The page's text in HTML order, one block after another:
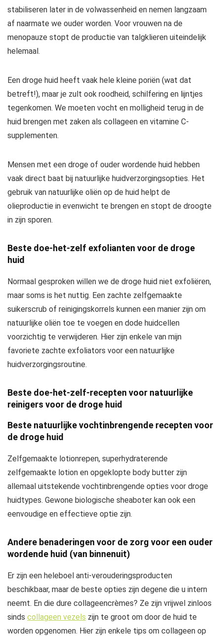
stabiliseren later in de volwassenheid en nemen langzaam
af naarmate we ouder worden. Voor vrouwen na de
menopauze stopt de productie van talgklieren uiteindelijk
helemaal.
Een droge huid heeft vaak hele kleine poriën (wat dat
betreft!), maar je zult ook roodheid, schilfering en lijntjes
tegenkomen. We moeten vocht en molligheid terug in de
huid brengen met zaken als collageen en vitamine C-
supplementen.
Mensen met een droge of ouder wordende huid hebben
vaak direct baat bij natuurlijke huidverzorgingsopties. Het
gebruik van natuurlijke oliën op de huid helpt de
olieproductie in evenwicht te brengen en stopt de droogte
in zijn sporen.
Beste doe-het-zelf exfolianten voor de droge
huid
Normaal gesproken willen we de droge huid niet exfoliëren,
maar soms is het nuttig. Een zachte zelfgemaakte
suikerscrub of reinigingskorrels kunnen een manier zijn om
natuurlijke oliën toe te voegen en dode huidcellen
voorzichtig te verwijderen. Hier zijn enkele van mijn
favoriete zachte exfoliators voor een natuurlijke
huidverzorgingsroutine.
Beste doe-het-zelf-recepten voor natuurlijke
reinigers voor de droge huid
Beste natuurlijke vochtinbrengende recepten voor
de droge huid
Zelfgemaakte lotionrepen, superhydraterende
zelfgemaakte lotion en opgeklopte body butter zijn
allemaal uitstekende vochtinbrengende opties voor droge
huidtypes. Gewone biologische sheaboter kan ook een
eenvoudige en effectieve optie zijn.
Andere benaderingen voor de zorg voor een ouder
wordende huid (van binnenuit)
Er zijn een heleboel anti-verouderingsproducten
beschikbaar, maar de beste opties zijn degene die u intern
neemt. En die dure collageencrèmes? Ze zijn vrijwel zinloos
sinds collageen vezels zijn te groot om door de huid te
worden opgenomen. Hier zijn enkele tips om collageen op